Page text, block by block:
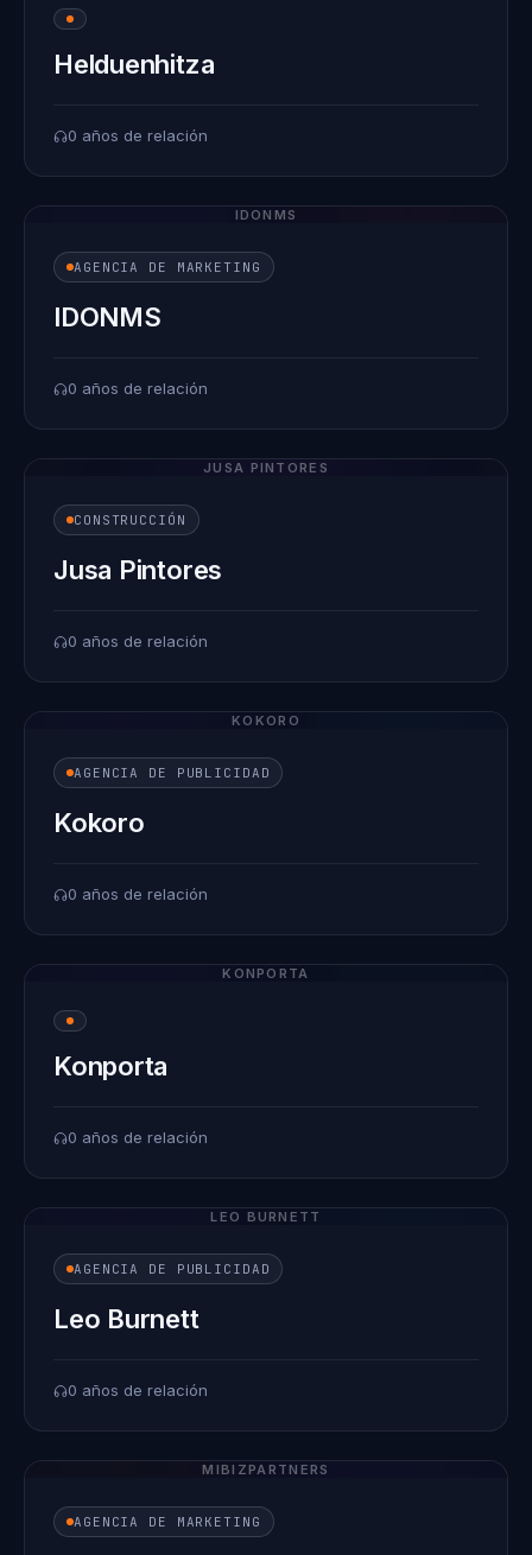
Helduenhitza
0 años de relación
IDONMS
AGENCIA DE MARKETING
IDONMS
0 años de relación
JUSA PINTORES
CONSTRUCCIÓN
Jusa Pintores
0 años de relación
KOKORO
AGENCIA DE PUBLICIDAD
Kokoro
0 años de relación
KONPORTA
Konporta
0 años de relación
LEO BURNETT
AGENCIA DE PUBLICIDAD
Leo Burnett
0 años de relación
MIBIZPARTNERS
AGENCIA DE MARKETING